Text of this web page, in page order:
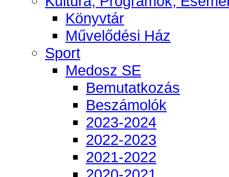
Könyvtár
Művelődési Ház
Sport
Medosz SE
Bemutatkozás
Beszámolók
2023-2024
2022-2023
2021-2022